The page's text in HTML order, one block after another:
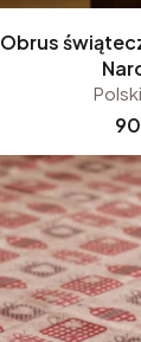
Obrus